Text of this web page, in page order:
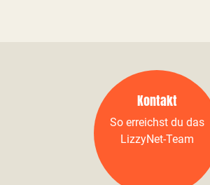
Kontakt
So erreichst du das
LizzyNet-Team